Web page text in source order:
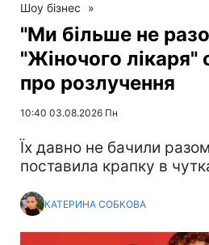
Шоу бізнес »
"Ми більше не
"Жіночого лікаря"
про розлучення
10:40 03.08.2026 Пн
Їх давно не бачили
поставила крапку в
КАТЕРИНА СОБКОВА